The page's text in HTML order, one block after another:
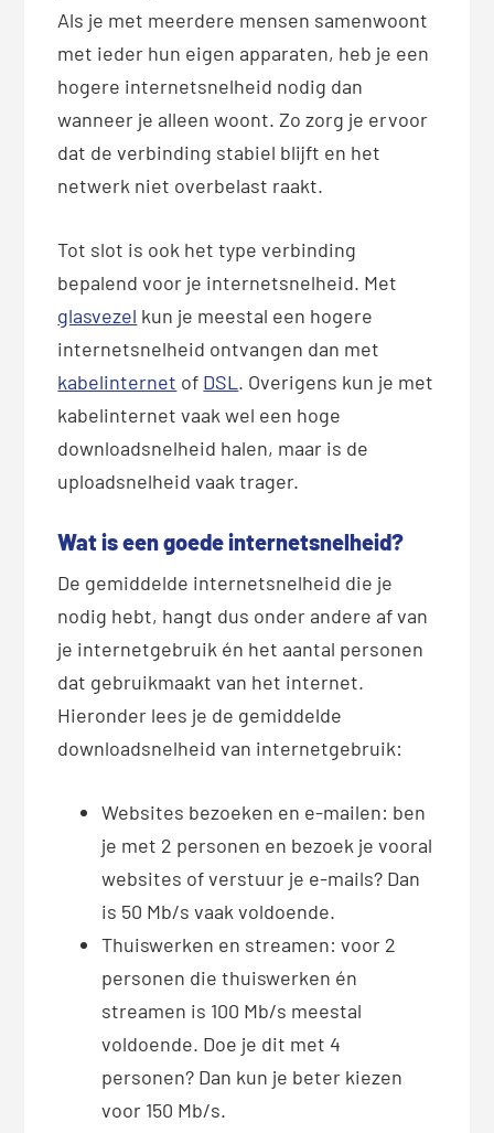
Als je met meerdere mensen samenwoont
met ieder hun eigen apparaten, heb je een
hogere internetsnelheid nodig dan
wanneer je alleen woont. Zo zorg je ervoor
dat de verbinding stabiel blijft en het
netwerk niet overbelast raakt.
Tot slot is ook het type verbinding
bepalend voor je internetsnelheid. Met
glasvezel kun je meestal een hogere
internetsnelheid ontvangen dan met
kabelinternet of DSL . Overigens kun je met
kabelinternet vaak wel een hoge
downloadsnelheid halen, maar is de
uploadsnelheid vaak trager.
Wat is een goede internetsnelheid?
De gemiddelde internetsnelheid die je
nodig hebt, hangt dus onder andere af van
je internetgebruik én het aantal personen
dat gebruikmaakt van het internet.
Hieronder lees je de gemiddelde
downloadsnelheid van internetgebruik:
Websites bezoeken en e-mailen: ben
je met 2 personen en bezoek je vooral
websites of verstuur je e-mails? Dan
is 50 Mb/s vaak voldoende.
Thuiswerken en streamen: voor 2
personen die thuiswerken én
streamen is 100 Mb/s meestal
voldoende. Doe je dit met 4
personen? Dan kun je beter kiezen
voor 150 Mb/s.